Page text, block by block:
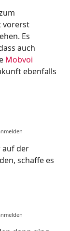
vorerst
Es
auch
Mobvoi
ebenfalls
auf der
schaffe es